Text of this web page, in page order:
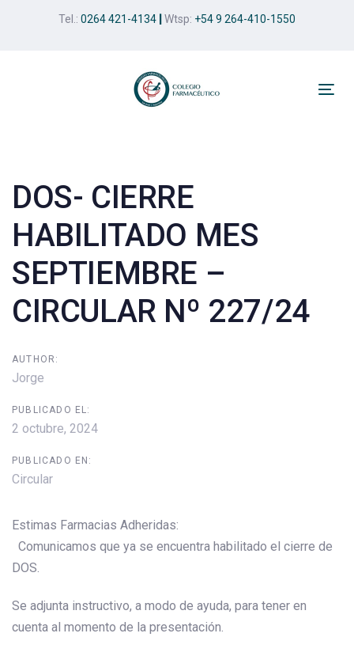
Tel.: 0264 421-4134 Wtsp: +54 9 264-410-1550
DOS- CIERRE
HABILITADO MES
SEPTIEMBRE –
CIRCULAR Nº 227/24
AUTHOR:
Jorge
PUBLICADO EL:
2 octubre, 2024
PUBLICADO EN:
Circular
Estimas Farmacias Adheridas:
Comunicamos que ya se encuentra habilitado el cierre de
DOS.
Se adjunta instructivo, a modo de ayuda, para tener en
cuenta al momento de la presentación.
navigation